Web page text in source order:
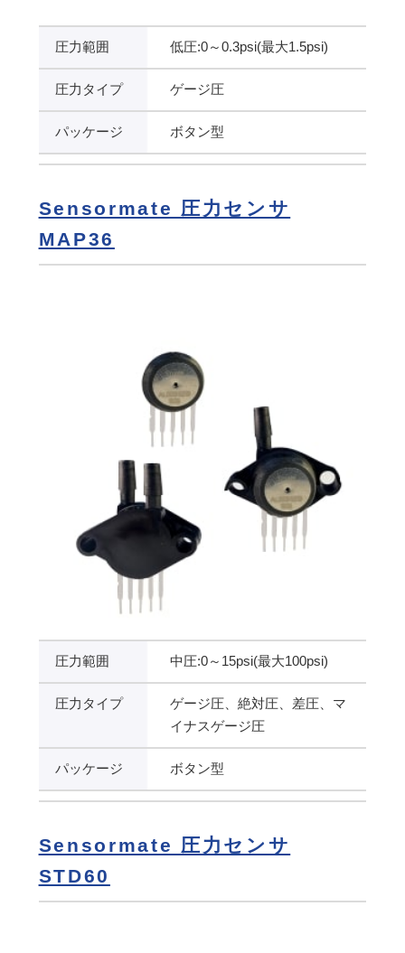
圧力範囲 低圧:0～0.3psi(最大1.5psi)
圧力タイプ ゲージ圧
パッケージ ボタン型
Sensormate 圧力センサ
MAP36
圧力範囲 中圧:0～15psi(最大100psi)
圧力タイプ
ゲージ圧、絶対圧、差圧、マ
イナスゲージ圧
パッケージ ボタン型
Sensormate 圧力センサ
STD60